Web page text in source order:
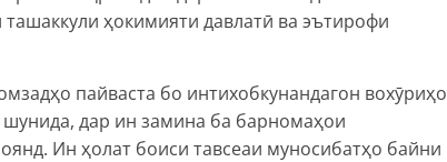
ҳокимияти давлатӣ ва эътирофи
пайваста бо интихобкунандагон вохӯриҳо
дар ин замина ба барномаҳои
Ин ҳолат боиси тавсеаи муносибатҳо байни